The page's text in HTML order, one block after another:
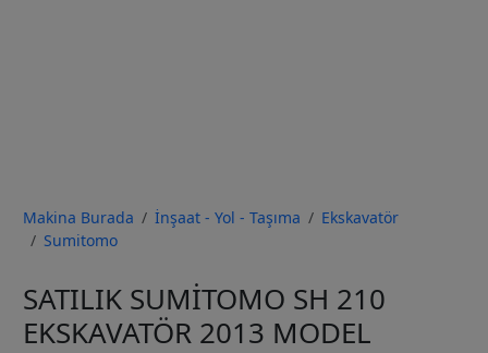
Makina Burada İnşaat - Yol - Taşıma
Ekskavatör
Sumitomo
SATILIK SUMİTOMO SH 210
EKSKAVATÖR 2013 MODEL